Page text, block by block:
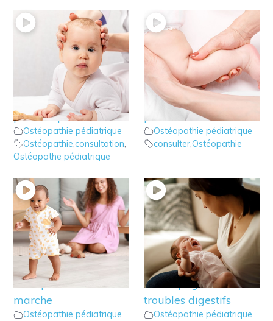
10 – Ostéopathie :
choisir son ostéopathe
pédiatrique
Ostéopathie pédiatrique
Ostéopathie,consultation,
Ostéopathe pédiatrique
9 – Ostéopathie :
quelles indications
pour le bébé ?
Ostéopathie pédiatrique
consulter,Ostéopathie
8 – Ostéopathie:
Repérer les
déséquilibres de la
marche
Ostéopathie pédiatrique
7 – Ostéopathie:
repérer et
accompagner les
troubles digestifs
Ostéopathie pédiatrique